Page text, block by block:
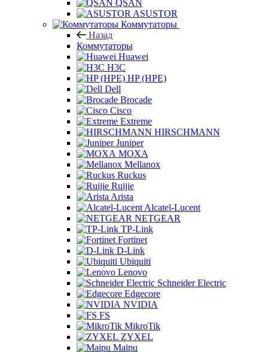
QSAN
ASUSTOR
Коммутаторы
Назад
Коммутаторы
Huawei
H3C
HP (HPE)
Dell
Brocade
Cisco
Extreme
HIRSCHMANN
Juniper
MOXA
Mellanox
Ruckus
Ruijie
Arista
Alcatel-Lucent
NETGEAR
TP-Link
Fortinet
D-Link
Ubiquiti
Lenovo
Schneider Electric
Edgecore
NVIDIA
FS
MikroTik
ZYXEL
Maipu